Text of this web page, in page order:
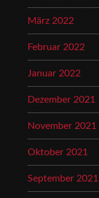
März 2022
Februar 2022
Januar 2022
Dezember 2021
November 2021
Oktober 2021
September 2021